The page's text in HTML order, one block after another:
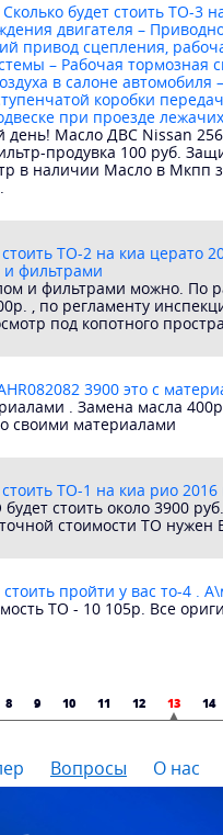
будет стоить ТО-3
двигателя –
привод сцепления,
– Рабочая тормозная
в салоне
коробки
при проезде
день! Масло ДВС Nissan
продувка 100 руб.
в наличии Масло в Мкпп
стоить ТО-2 на киа церато
фильтрами
и фильтрами можно. По
, по регламенту
под копотного
3900 это с
. Замена масла
своими материалами
стоить ТО-1 на киа рио
стоить около 3900
стоимости ТО нужен
стоить пройти у вас то-4 .
ТО - 10 105р. Все
8 9 10 11 12 13 14
Вопросы О нас